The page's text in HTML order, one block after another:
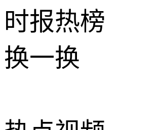
时报热榜
换一换